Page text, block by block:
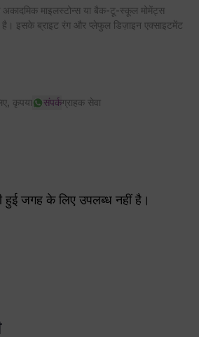
कृपया संपर्कग्राहक सेवा
जगह के लिए उपलब्ध नहीं है।
की अपनी शैली होने के कारण केक का